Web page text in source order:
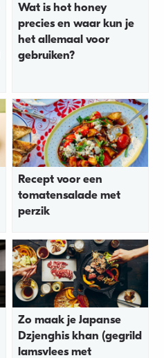
Wat is hot honey
precies en waar kun je
het allemaal voor
gebruiken?
Recept voor een
tomatensalade met
perzik
Zo maak je Japanse
Dzjenghis khan (gegrild
lamsvlees met